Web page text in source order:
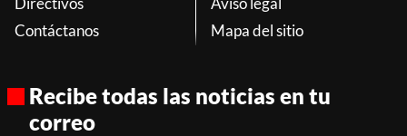
Contáctanos
Mapa del sitio
Recibe todas las noticias en tu
correo